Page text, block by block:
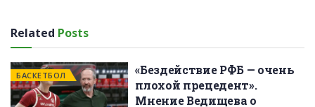
Related Posts
БАСКЕТБОЛ
«Бездействие РФБ — очень
плохой прецедент».
Мнение Ведищева о